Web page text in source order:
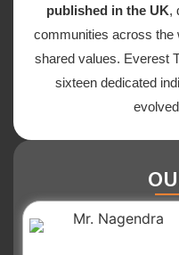
published in the UK,
communities across the
shared values. Everest
sixteen dedicated